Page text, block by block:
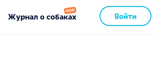
Войти
Журнал о собаках